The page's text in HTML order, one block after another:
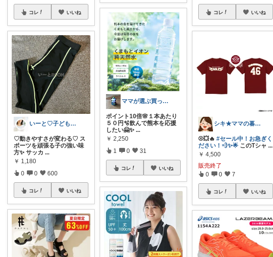
コレ いいね
いーと♡子ども日用品/スイーツギフト/猫
♡動きやすさが変わる♡ ス
ポーツを頑張る子の強い味
方✨ サッカ ...
￥ 1,180
0 0 600
コレ いいね
ママが選ぶ買ってよかった🌸育児🌸防災
ポイント10倍🌸１本あたり
５０円🫧飲んで熊本を応援
したい🤗✨...
￥ 2,250
1 0 31
コレ いいね
コレ いいね
シキ★ママの暮らし、キッズ
⚾️💥🔥#セール中！お急ぎく
ださい！💨✨🌟 このTシャ ...
￥ 4,500
販売終了
0 0 7
コレ いいね